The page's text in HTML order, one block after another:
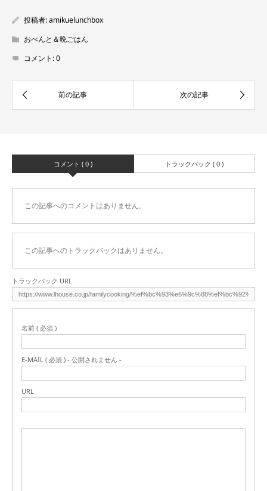
投稿者:amikuelunchbox
おべんと＆晩ごはん
コメント:0
コメント ( 0 ) トラックバック ( 0 )
この記事へのコメントはありません。
この記事へのトラックバックはありません。
トラックバック URL
名前 ( 必須 )
E-MAIL ( 必須 ) - 公開されません -
URL